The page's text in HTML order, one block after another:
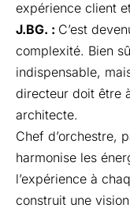
expérience client
J.BG. : C’est
complexité. Bien
indispensable,
directeur doit être
architecte.
Chef d’orchestre,
harmonise les
l’expérience à
construit une